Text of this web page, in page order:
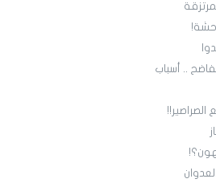
.. أسباب
الصراصير!!